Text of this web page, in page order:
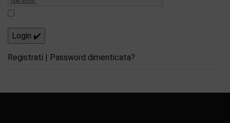
Registrati Password dimenticata?